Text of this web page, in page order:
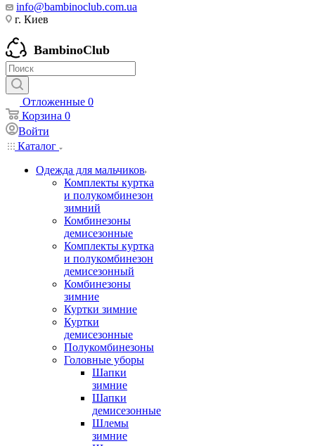
info@bambinoclub.com.ua
г. Киев
BambinoClub
Отложенные 0
Корзина 0
Войти
Каталог
Одежда для мальчиков
Комплекты куртка
и полукомбинезон
зимний
Комбинезоны
демисезонные
Комплекты куртка
и полукомбинезон
демисезонный
Комбинезоны
зимние
Куртки зимние
Куртки
демисезонные
Полукомбинезоны
Головные уборы
Шапки
зимние
Шапки
демисезонные
Шлемы
зимние